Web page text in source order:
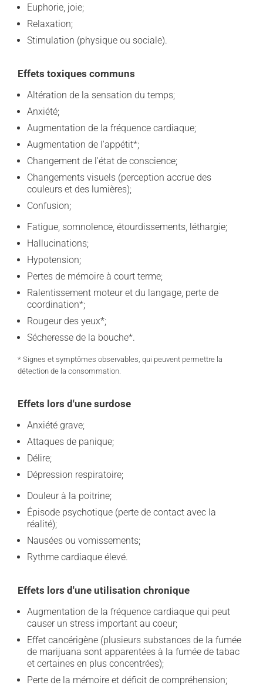
Euphorie, joie;
Relaxation;
Stimulation (physique ou sociale).
Effets toxiques communs
Altération de la sensation du temps;
Anxiété;
Augmentation de la fréquence cardiaque;
Augmentation de l'appétit*;
Changement de l'état de conscience;
Changements visuels (perception accrue des
couleurs et des lumières);
Confusion;
Fatigue, somnolence, étourdissements, léthargie;
Hallucinations;
Hypotension;
Pertes de mémoire à court terme;
Ralentissement moteur et du langage, perte de
coordination*;
Rougeur des yeux*;
Sécheresse de la bouche*.
* Signes et symptômes observables, qui peuvent permettre la
détection de la consommation.
Effets lors d'une surdose
Anxiété grave;
Attaques de panique;
Délire;
Dépression respiratoire;
Douleur à la poitrine;
Épisode psychotique (perte de contact avec la
réalité);
Nausées ou vomissements;
Rythme cardiaque élevé.
Effets lors d'une utilisation chronique
Augmentation de la fréquence cardiaque qui peut
causer un stress important au coeur;
Effet cancérigène (plusieurs substances de la fumée
de marijuana sont apparentées à la fumée de tabac
et certaines en plus concentrées);
Perte de la mémoire et déficit de compréhension;